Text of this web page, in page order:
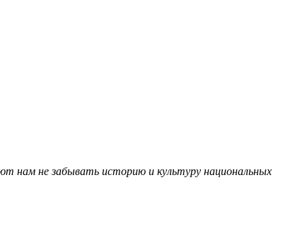
нам не забывать историю и культуру национальных